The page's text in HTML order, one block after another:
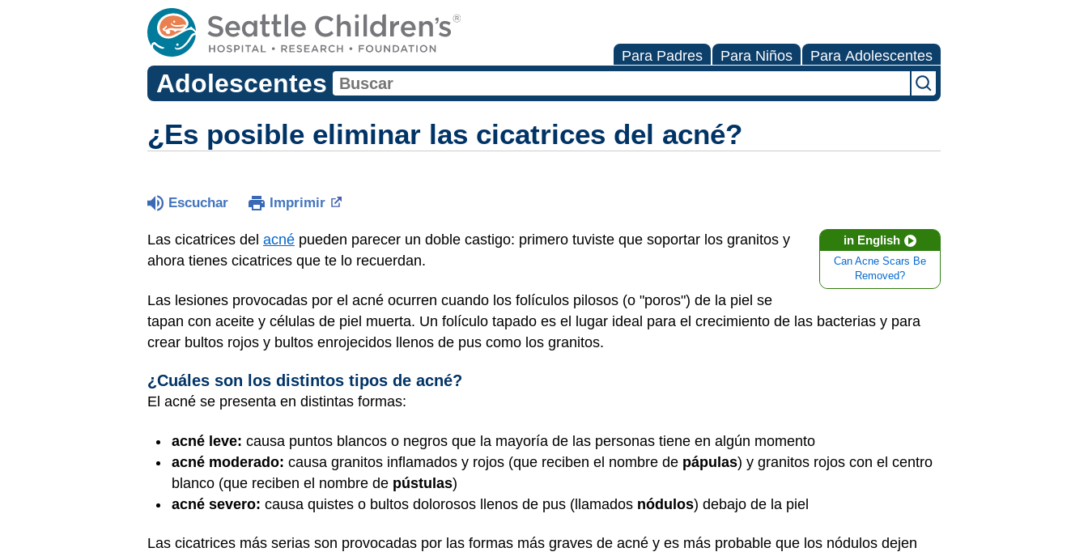
Para Padres Para Niños Para Adolescentes
Adolescentes
¿Es posible eliminar las cicatrices del acné?
Escuchar Imprimir
in English
Can Acne Scars Be
Removed?
Las cicatrices del acné pueden parecer un doble castigo: primero tuviste que soportar los granitos y
ahora tienes cicatrices que te lo recuerdan.
Las lesiones provocadas por el acné ocurren cuando los folículos pilosos (o "poros") de la piel se
tapan con aceite y células de piel muerta. Un folículo tapado es el lugar ideal para el crecimiento de las bacterias y para
crear bultos rojos y bultos enrojecidos llenos de pus como los granitos.
¿Cuáles son los distintos tipos de acné?
El acné se presenta en distintas formas:
acné leve: causa puntos blancos o negros que la mayoría de las personas tiene en algún momento
acné moderado: causa granitos inflamados y rojos (que reciben el nombre de pápulas) y granitos rojos con el centro
blanco (que reciben el nombre de pústulas)
acné severo: causa quistes o bultos dolorosos llenos de pus (llamados nódulos) debajo de la piel
Las cicatrices más serias son provocadas por las formas más graves de acné y es más probable que los nódulos dejen